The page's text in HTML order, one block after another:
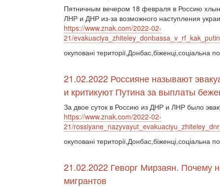
Пятничным вечером 18 февраля в Россию
ЛНР и ДНР из-за возможного наступления
https://www.znak.com/2022-02-
21/
окуповані території,Донбас,біженці,соціальна
21.02.2022 Россияне называют
и критикуют Путина за выплаты
За двое суток в Россию из ДНР и ЛНР было
https://www.znak.com/2022-02-
21/
окуповані території,Донбас,біженці,соціальна
21.02.2022 Геворг Мирзаян. Почему
мигрантов